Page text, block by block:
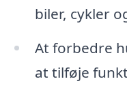
biler, cykler
At forbedre
at tilføje